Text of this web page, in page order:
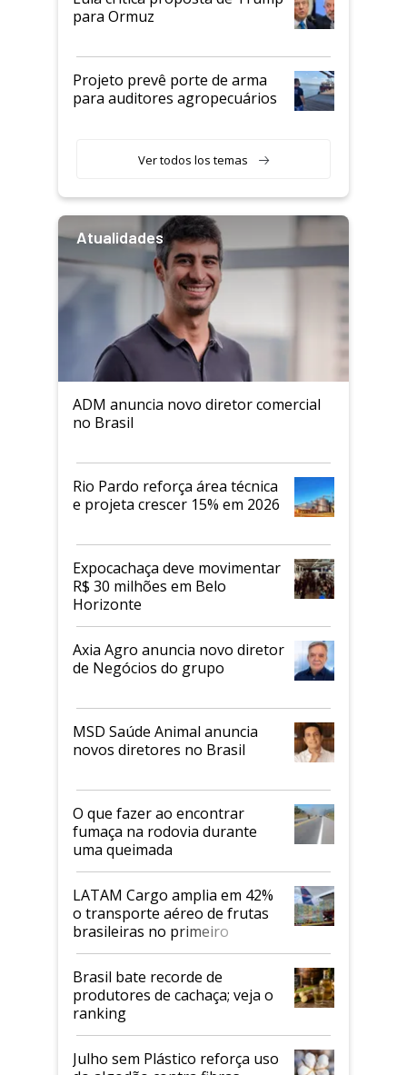
para Ormuz
Projeto prevê porte de arma
para auditores agropecuários
Ver todos los temas
Atualidades
ADM anuncia novo diretor comercial
no Brasil
Rio Pardo reforça área técnica
e projeta crescer 15% em 2026
Expocachaça deve movimentar
R$ 30 milhões em Belo
Horizonte
Axia Agro anuncia novo diretor
de Negócios do grupo
MSD Saúde Animal anuncia
novos diretores no Brasil
O que fazer ao encontrar
fumaça na rodovia durante
uma queimada
LATAM Cargo amplia em 42%
o transporte aéreo de frutas
brasileiras no primeiro
semestre
Brasil bate recorde de
produtores de cachaça; veja o
ranking
Julho sem Plástico reforça uso